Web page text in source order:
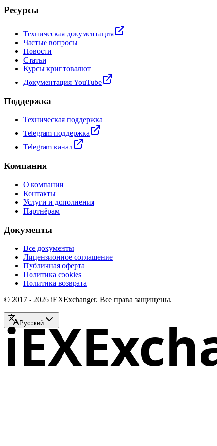
Ресурсы
Техническая документация
Частые вопросы
Новости
Статьи
Курсы криптовалют
Документация YouTube
Поддержка
Техническая поддержка
Telegram поддержка
Telegram канал
Компания
О компании
Контакты
Услуги и дополнения
Партнёрам
Документы
Все документы
Лицензионное соглашение
Публичная оферта
Политика cookies
Политика возврата
© 2017 - 2026 iEXExchanger. Все права защищены.
Русский